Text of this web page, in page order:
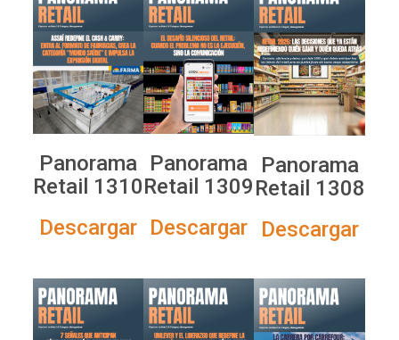
Panorama
Retail 1310
Descargar
Panorama
Retail 1309
Descargar
Panorama
Retail 1308
Descargar